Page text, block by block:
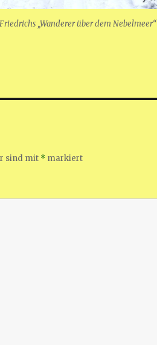
„Wanderer über dem Nebelmeer“
sind mit * markiert